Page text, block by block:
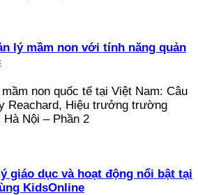
lý mầm non với tính năng quản
giáo dục và hoạt động nổi bật tại
KidsOnline